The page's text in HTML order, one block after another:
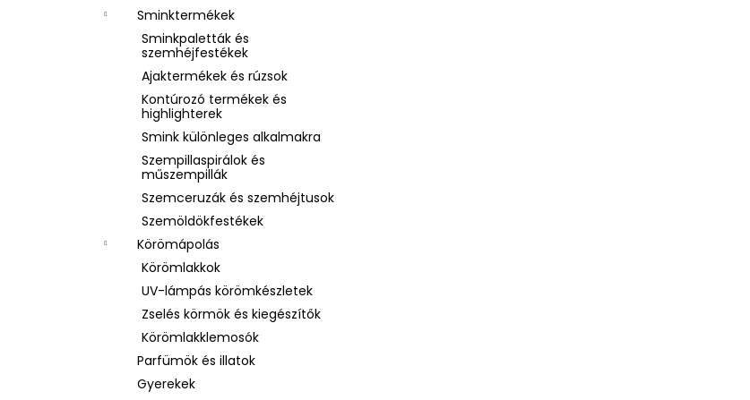
Sminktermékek
Sminkpaletták és
szemhéjfestékek
Ajaktermékek és rúzsok
Kontúrozó termékek és
highlighterek
Smink különleges alkalmakra
Szempillaspirálok és
műszempillák
Szemceruzák és szemhéjtusok
Szemöldökfestékek
Körömápolás
Körömlakkok
UV-lámpás körömkészletek
Zselés körmök és kiegészítők
Körömlakklemosók
Parfümök és illatok
Gyerekek